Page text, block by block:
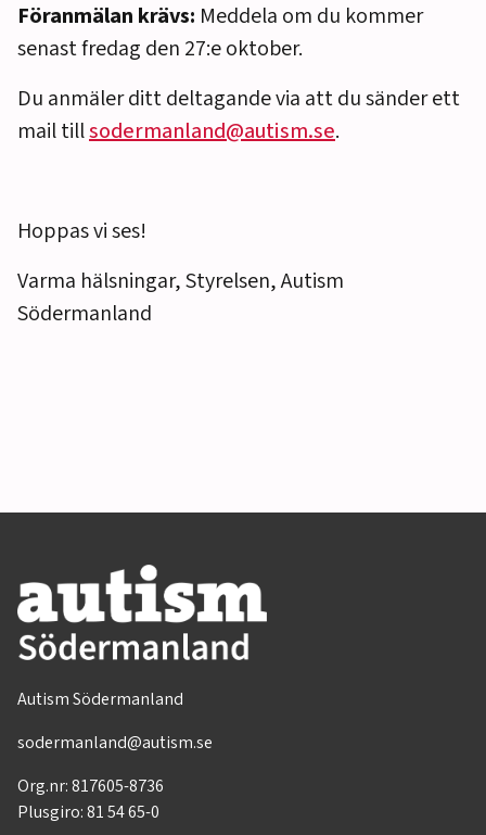
Föranmälan krävs: Meddela om du kommer
senast fredag den 27:e oktober.
Du anmäler ditt deltagande via att du sänder ett
mail tillsodermanland@autism.se.
Hoppas vi ses!
Varma hälsningar, Styrelsen, Autism
Södermanland
Autism Södermanland
sodermanland@autism.se
Org.nr: 817605-8736
Plusgiro: 81 54 65-0